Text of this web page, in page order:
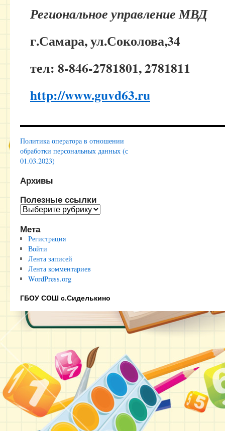
Региональное управление МВД
г.Самара, ул.Соколова,34
тел: 8-846-2781801, 2781811
http://www.guvd63.ru
Политика оператора в отношении
обработки персональных данных (с
01.03.2023)
Архивы
Полезные ссылки
Полезные
Мета
Регистрация
Войти
Лента записей
Лента комментариев
WordPress.org
ГБОУ СОШ с.Сиделькино